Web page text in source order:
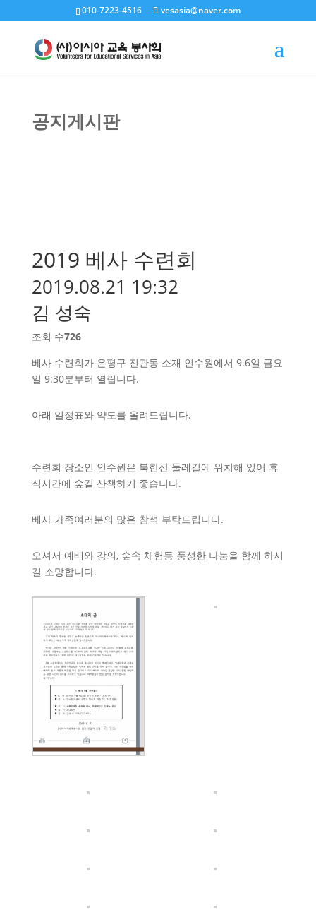
010-7223-4516 vesasia@naver.com
공지게시판
2019 베사 수련회
2019.08.21 19:32
김 성숙
조회 수726
베사 수련회가 은평구 진관동 소재 인수원에서 9.6일 금요
일 9:30분부터 열립니다.
아래 일정표와 약도를 올려드립니다.
수련회 장소인 인수원은 북한산 둘레길에 위치해 있어 휴
식시간에 숲길 산책하기 좋습니다.
베사 가족여러분의 많은 참석 부탁드립니다.
오셔서 예배와 강의, 숲속 체험등 풍성한 나눔을 함께 하시
길 소망합니다.